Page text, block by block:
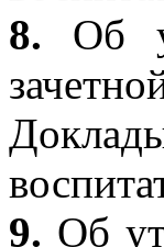
8. Об
9. Об